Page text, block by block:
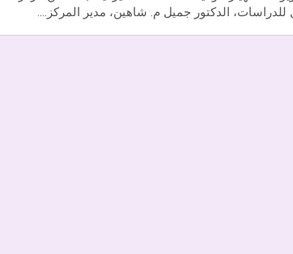
للدراسات، الدكتور جميل م. شاهين، مدير المركز.…